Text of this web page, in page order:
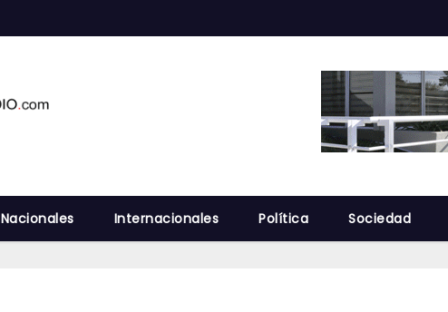
Nacionales Internacionales Política Sociedad